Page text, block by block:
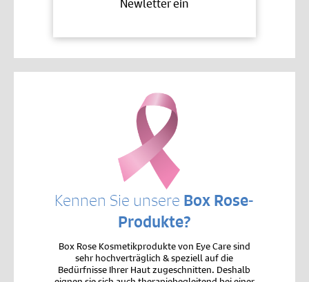
Newletter ein
Kennen Sie unsere Box Rose-
Produkte?
Box Rose Kosmetikprodukte von Eye Care sind
sehr hochverträglich & speziell auf die
Bedürfnisse Ihrer Haut zugeschnitten. Deshalb